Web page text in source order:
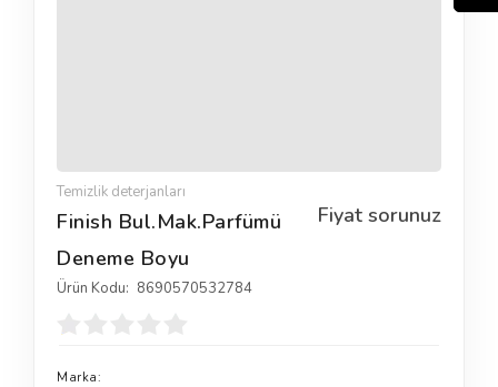
Temizlik deterjanları
Fiyat sorunuz
Finish Bul.Mak.Parfümü
Deneme Boyu
Ürün Kodu: 8690570532784
Marka: